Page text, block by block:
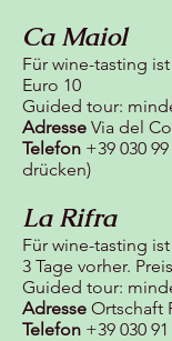
Ca Maiol
Für wine-tasting
Euro 10
Guided tour:
Adresse Via del
Telefon +39 030
drücken)
La Rifra
Für wine-tasting
3 Tage vorher.
Guided tour:
Adresse Ortschaft
Telefon +39 030